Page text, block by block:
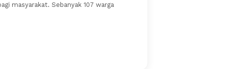
masyarakat. Sebanyak 107 warga